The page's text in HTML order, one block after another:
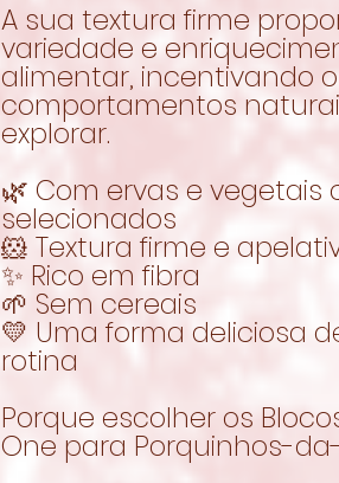
A sua textura firme
variedade e
alimentar, incentivando
comportamentos
explorar.
🌿 Com ervas e
selecionados
🐹 Textura firme e
✨ Rico em fibra
🌱 Sem cereais
💛 Uma forma deliciosa
rotina
Porque escolher os
One para Porquinhos-